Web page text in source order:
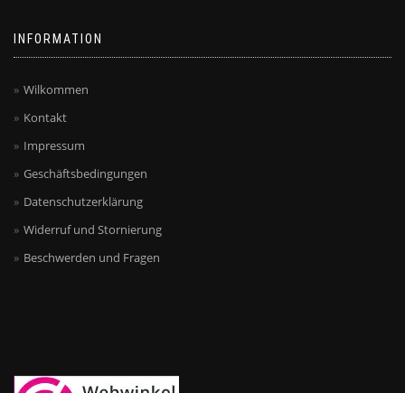
INFORMATION
Wilkommen
Kontakt
Impressum
Geschäftsbedingungen
Datenschutzerklärung
Widerruf und Stornierung
Beschwerden und Fragen